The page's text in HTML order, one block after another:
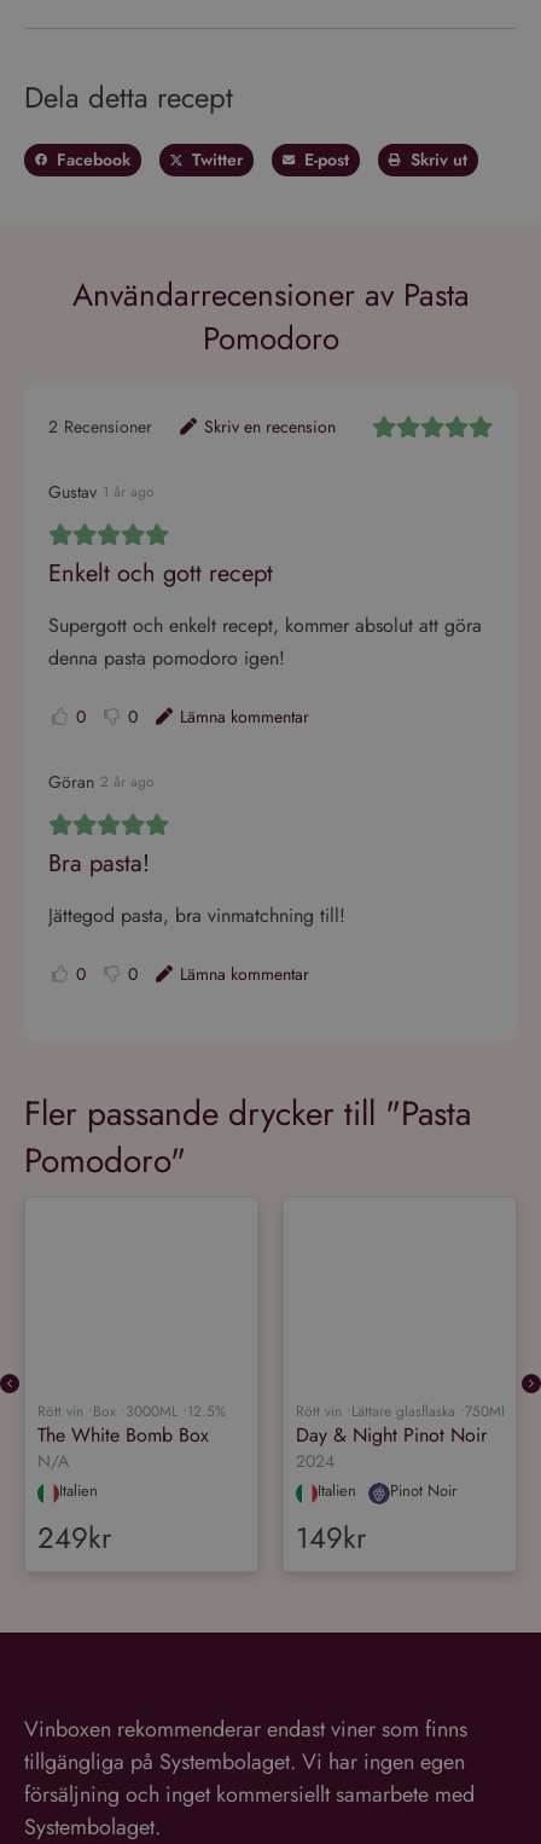
Dela detta recept
Facebook Twitter E-post Skriv ut
Användarrecensioner av Pasta
Pomodoro
2 Recensioner Skriv en recension
Gustav 1 år ago
Enkelt och gott recept
Supergott och enkelt recept, kommer absolut att göra
denna pasta pomodoro igen!
0 0 Lämna kommentar
Göran 2 år ago
Bra pasta!
Jättegod pasta, bra vinmatchning till!
0 0 Lämna kommentar
Fler passande drycker till "Pasta
Pomodoro"
Rött vin •Box •3000ML •12.5%
The White Bomb Box
N/A
Italien
249kr
Rött vin •Lättare glasflaska •750ML •
Day & Night Pinot Noir
2024
Italien Pinot Noir
149kr
Vinboxen rekommenderar endast viner som finns
tillgängliga på Systembolaget. Vi har ingen egen
försäljning och inget kommersiellt samarbete med
Systembolaget.